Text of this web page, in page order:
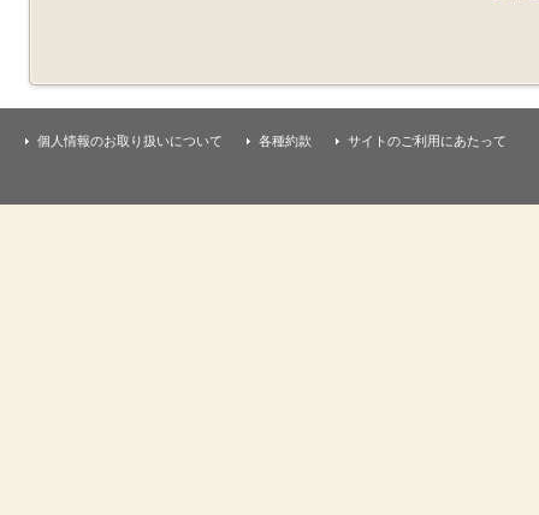
個人情報のお取り扱いについて 各種約款 サイトのご利用にあたって